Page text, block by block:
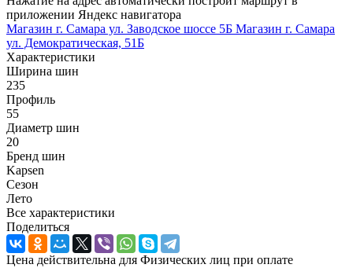
приложении Яндекс навигатора
Магазин г. Самара ул. Заводское шоссе 5Б Магазин г. Самара
ул. Демократическая, 51Б
Характеристики
Ширина шин
235
Профиль
55
Диаметр шин
20
Бренд шин
Kapsen
Сезон
Лето
Все характеристики
Поделиться
Цена действительна для Физических лиц при оплате